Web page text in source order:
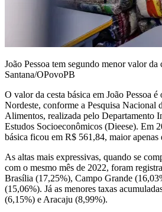
João Pessoa tem segundo menor valor
Santana/OPovoPB
O valor da cesta básica em João Pessoa
Nordeste, conforme a Pesquisa Nacional
Alimentos, realizada pelo Departamento
Estudos Socioeconômicos (Dieese). Em
básica ficou em R$ 561,84, maior
As altas mais expressivas, quando se
com o mesmo mês de 2022, foram
Brasília (17,25%), Campo Grande
(15,06%). Já as menores taxas
(6,15%) e Aracaju (8,99%).